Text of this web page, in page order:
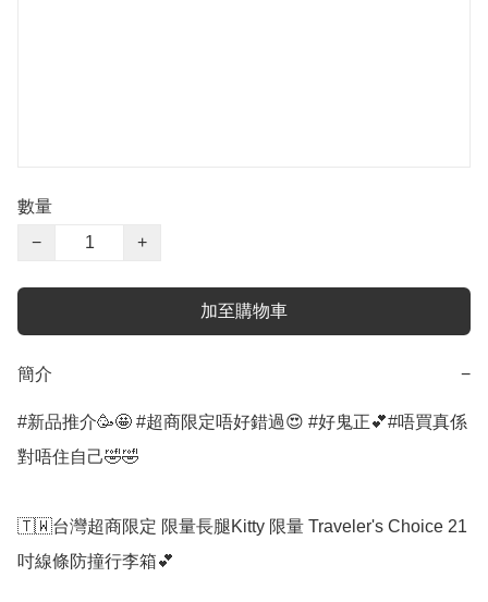
數量
−
+
加至購物車
簡介 −
#新品推介🥳🤩 #超商限定唔好錯過😍 #好鬼正💕#唔買真係
對唔住自己🤣🤣
🇹🇼台灣超商限定 限量長腿Kitty 限量 Traveler's Choice 21
吋線條防撞行李箱💕